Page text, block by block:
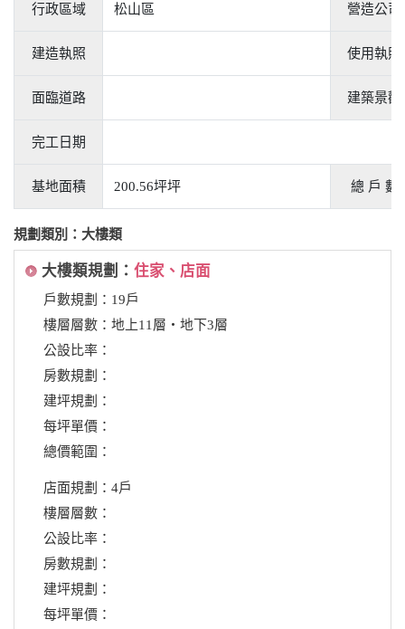
行政區域 松山區 營造公司
建造執照 使用執照
面臨道路 建築景觀
完工日期
基地面積 200.56坪坪 總 戶 數
規劃類別：大樓類
大樓類規劃： 住家、店面
戶數規劃：19戶
樓層層數：地上11層‧地下3層
公設比率：
房數規劃：
建坪規劃：
每坪單價：
總價範圍：
店面規劃：4戶
樓層層數：
公設比率：
房數規劃：
建坪規劃：
每坪單價：